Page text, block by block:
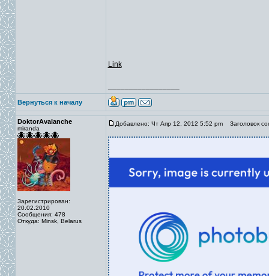
Link
Вернуться к началу
DoktorAvalanche
miranda
Зарегистрирован:
20.02.2010
Сообщения: 478
Откуда: Minsk, Belarus
Добавлено: Чт Апр 12, 2012 5:52 pm Заголовок